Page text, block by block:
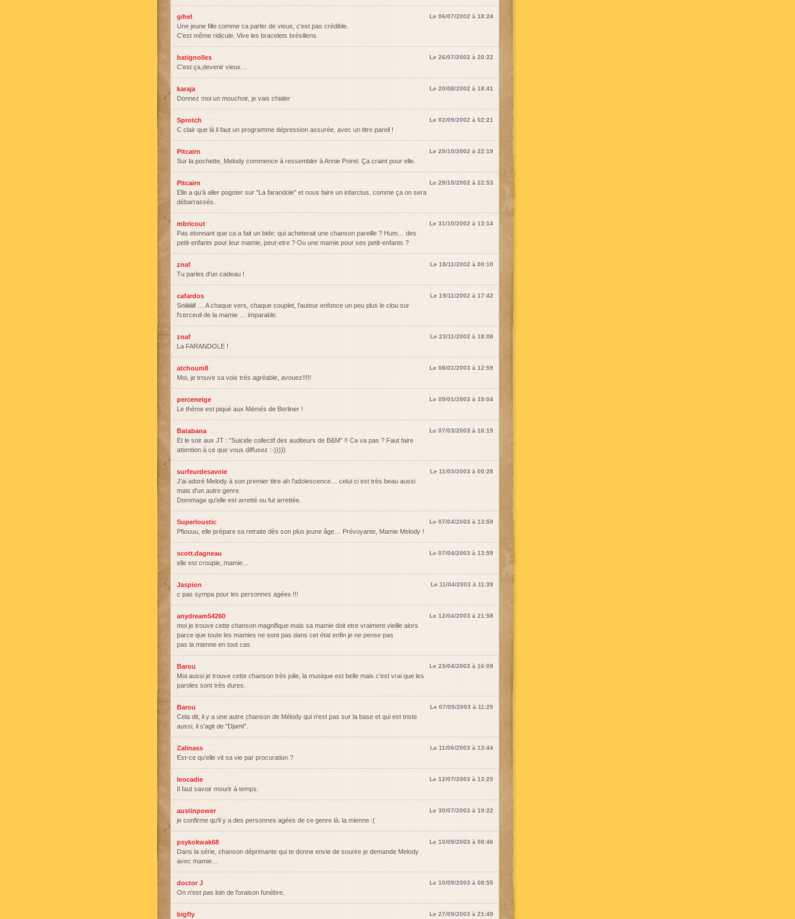
gihel Le 06/07/2002 à 18:24
Une jeune fille comme ca parler de vieux, c'est pas crédible.
C'est même ridicule. Vive les bracelets brésiliens.
batignolles Le 26/07/2002 à 20:22
C'est ça,devenir vieux…
karaja Le 20/08/2002 à 18:41
Donnez moi un mouchoir, je vais chialer
Sprotch Le 02/09/2002 à 02:21
C clair que là il faut un programme dépression assurée, avec un titre pareil !
Pitcairn Le 29/10/2002 à 22:19
Sur la pochette, Melody commence à ressembler à Annie Poirel. Ça craint pour elle.
Pitcairn Le 29/10/2002 à 22:53
Elle a qu'à aller pogoter sur "La farandole" et nous faire un infarctus, comme ça on sera
débarrassés.
mbricout Le 31/10/2002 à 13:14
Pas etonnant que ca a fait un bide: qui acheterait une chanson pareille ? Hum… des
petit-enfants pour leur mamie, peut-etre ? Ou une mamie pour ses petit-enfants ?
znaf Le 18/11/2002 à 00:10
Tu parles d'un cadeau !
cafardos Le 19/11/2002 à 17:42
Sniiiiiiiif … A chaque vers, chaque couplet, l'auteur enfonce un peu plus le clou sur
l'cerceuil de la mamie … imparable.
znaf Le 23/11/2002 à 18:08
La FARANDOLE !
atchoum8 Le 08/01/2003 à 12:59
Moi, je trouve sa voix très agréable, avouez!!!!!
perceneige Le 09/01/2003 à 19:04
Le thème est piqué aux Mémés de Berliner !
Batabana Le 07/03/2003 à 16:19
Et le soir aux JT : "Suicide collectif des auditeurs de B&M" !! Ca va pas ? Faut faire
attention à ce que vous diffusez :-)))))
surfeurdesavoie Le 11/03/2003 à 00:28
J'ai adoré Melody à son premier titre ah l'adolescence… celui ci est très beau aussi
mais d'un autre genre.
Dommage qu'elle est arretté ou fut arrettée.
Superloustic Le 07/04/2003 à 13:59
Pfiouuu, elle prépare sa retraite dès son plus jeune âge… Prévoyante, Mamie Melody !
scott.dagneau Le 07/04/2003 à 13:59
elle est croupie, mamie…
Jaspion Le 11/04/2003 à 11:39
c pas sympa pour les personnes agées !!!
anydream54260 Le 12/04/2003 à 21:58
moi je trouve cette chanson magnifique mais sa mamie doit etre vraiment vieille alors
parce que toute les mamies ne sont pas dans cet état enfin je ne pense pas
pas la mienne en tout cas
Barou Le 23/04/2003 à 16:09
Moi aussi je trouve cette chanson très jolie, la musique est belle mais c'est vrai que les
paroles sont très dures.
Barou Le 07/05/2003 à 11:25
Cela dit, il y a une autre chanson de Mélody qui n'est pas sur la base et qui est triste
aussi, il s'agit de "Djami".
Zalinass Le 11/06/2003 à 13:44
Est-ce qu'elle vit sa vie par procuration ?
leocadie Le 12/07/2003 à 13:25
Il faut savoir mourir à temps.
austinpower Le 30/07/2003 à 19:22
je confirme qu'il y a des personnes agées de ce genre là: la mienne :(
psykokwak68 Le 10/09/2003 à 08:46
Dans la série, chanson déprimante qui te donne envie de sourire je demande Melody
avec mamie…
doctor J Le 10/09/2003 à 08:55
On n'est pas loin de l'oraison funèbre.
bigfly Le 27/09/2003 à 21:49